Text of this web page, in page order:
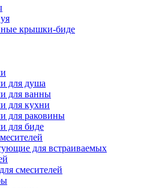
крышки-биде
для душа
для ванны
для кухни
для раковины
для биде
для встраиваемых
смесителей